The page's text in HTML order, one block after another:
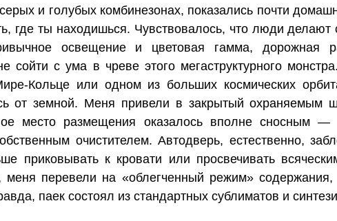
и голубых комбинезонах, показались почти
где ты находишься. Чувствовалось, что люди делают
освещение и цветовая гамма, дорожная
сойти с ума в чреве этого мегаструктурного
Кольце или одном из больших космических
от земной. Меня привели в закрытый охраняемым
место размещения оказалось вполне сносным —
очистителем. Автодверь, естественно,
приковывать к кровати или просвечивать
перевели на «облегченный режим» содержания,
паек состоял из стандартных сублиматов и